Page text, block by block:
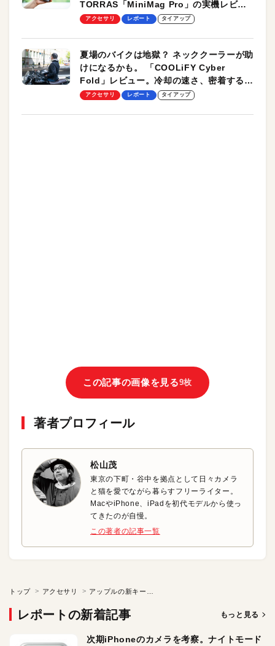
TORRAS「MiniMag Pro」の実機レビュ
ーも
アクセサリ レポート タイアップ
夏場のバイクは地獄？ ネッククーラーが助
けになるかも。 「COOLiFY Cyber
Fold」レビュー。冷却の速さ、密着する冷
却プレート、シンプルな操作性がグッド！
アクセサリ レポート タイアップ
この記事の画像を見る9枚
著者プロフィール
松山茂
東京の下町・谷中を拠点として日々カメラ
と猫を愛でながら暮らすフリーライター。
MacやiPhone、iPadを初代モデルから使っ
てきたのが自慢。
この著者の記事一覧
トップ アクセサリ
レポートの新着記事 もっと見る
次期iPhoneのカメラを考察。ナイトモード